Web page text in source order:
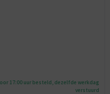
17:00 uur besteld, dezelfde werkdag
verstuurd